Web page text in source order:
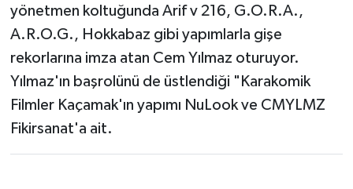
yönetmen koltuğunda Arif v 216, G.O.R.A.,
A.R.O.G., Hokkabaz gibi yapımlarla gişe
rekorlarına imza atan Cem Yılmaz oturuyor.
Yılmaz'ın başrolünü de üstlendiği "Karakomik
Filmler Kaçamak'ın yapımı NuLook ve CMYLMZ
Fikirsanat'a ait.
SAĞLIK
SOLHAN
SPOR